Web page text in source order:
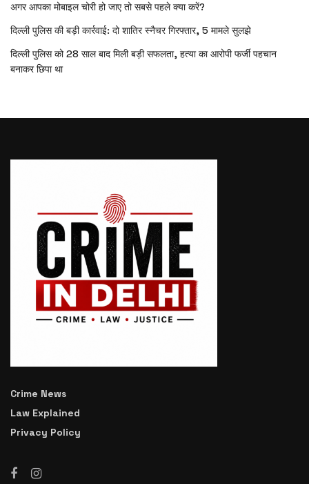
अगर आपका मोबाइल चोरी हो जाए तो सबसे पहले क्या करें?
दिल्ली पुलिस की बड़ी कार्रवाई: दो शातिर स्नैचर गिरफ्तार, 5 मामले सुलझे
दिल्ली पुलिस को 28 साल बाद मिली बड़ी सफलता, हत्या का आरोपी फर्जी पहचान
बनाकर छिपा था
Crime News
Law Explained
Privacy Policy